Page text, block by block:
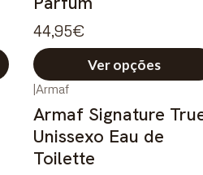
44,95€
Ver opções
|Armaf
Armaf Signature
Unissexo Eau de
Toilette